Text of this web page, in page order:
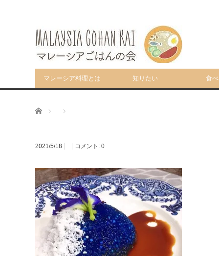
マレーシア料理とは 知りたい 食
ホーム
2021/5/18 コメント: 0